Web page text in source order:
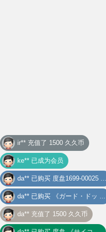
ke** 已成为会员
da** 已购买度盘1699-00025 ...
da** 已购买《ガード・ドッ ...
da** 充值了 1500 久久币
da** 已购买度盘 《サイコ ...
da** 充值了 1497 久久币